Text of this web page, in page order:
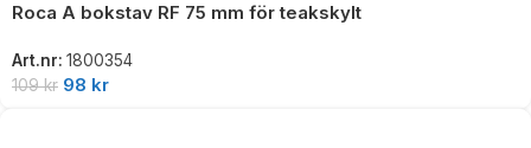
Roca A bokstav RF 75 mm för teakskylt
Art.nr: 1800354
109kr 98 kr